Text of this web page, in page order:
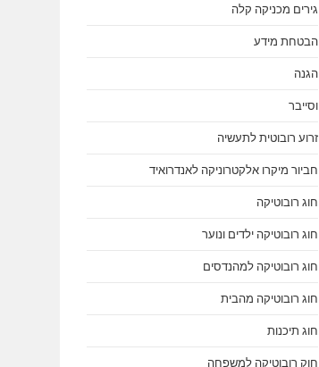
גירים מכניקה קלה
הבטחת מידע
הגנה
וסייבר
זרוע רובוטית לתעשיה
חביור מיקרו אלקטרוניקה לאנדרואיד
חוג רובוטיקה
חוג רובוטיקה ילדים ונוער
חוג רובוטיקה למהנדסים
חוג רובוטיקה מהבית
חוג תיכנות
חוק רובוטיקה למשפחה